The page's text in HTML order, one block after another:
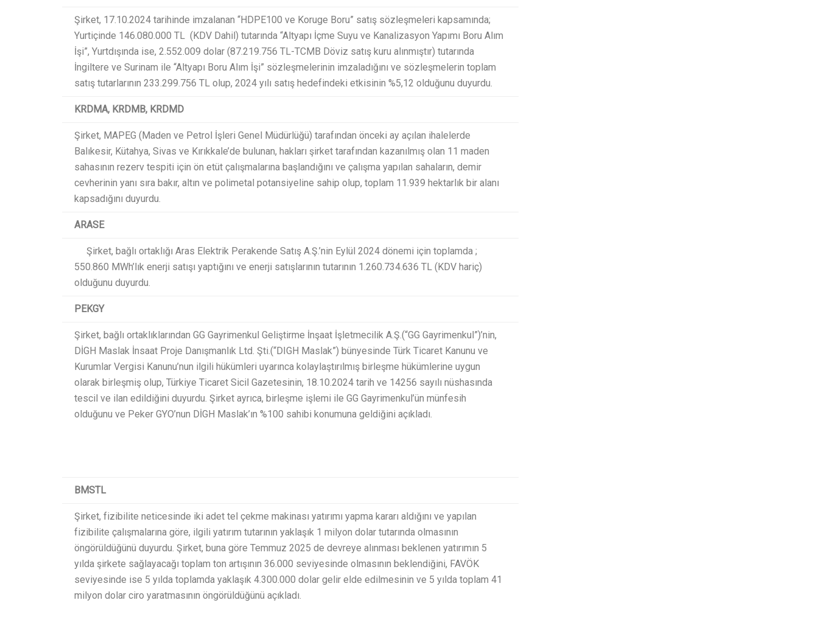
Şirket, 17.10.2024 tarihinde imzalanan “HDPE100 ve Koruge Boru” satış sözleşmeleri kapsamında;
Yurtiçinde 146.080.000 TL (KDV Dahil) tutarında “Altyapı İçme Suyu ve Kanalizasyon Yapımı Boru Alım
İşi”, Yurtdışında ise, 2.552.009 dolar (87.219.756 TL-TCMB Döviz satış kuru alınmıştır) tutarında
İngiltere ve Surinam ile “Altyapı Boru Alım İşi” sözleşmelerinin imzaladığını ve sözleşmelerin toplam
satış tutarlarının 233.299.756 TL olup, 2024 yılı satış hedefindeki etkisinin %5,12 olduğunu duyurdu.​
KRDMA, KRDMB, KRDMD
Şirket, MAPEG (Maden ve Petrol İşleri Genel Müdürlüğü) tarafından önceki ay açılan ihalelerde
Balıkesir, Kütahya, Sivas ve Kırıkkale’de bulunan, hakları şirket tarafından kazanılmış olan 11 maden
sahasının rezerv tespiti için ön etüt çalışmalarına başlandığını ve çalışma yapılan sahaların, demir
cevherinin yanı sıra bakır, altın ve polimetal potansiyeline sahip olup, toplam 11.939 hektarlık bir alanı
kapsadığını duyurdu.​
ARASE
Şirket, bağlı ortaklığı Aras Elektrik Perakende Satış A.Ş.’nin Eylül 2024 dönemi için toplamda ;
550.860 MWh’lık enerji satışı yaptığını ve enerji satışlarının tutarının 1.260.734.636 TL (KDV hariç)
olduğunu duyurdu.​
PEKGY
Şirket, bağlı ortaklıklarından GG Gayrimenkul Geliştirme İnşaat İşletmecilik A.Ş.(“GG Gayrimenkul”)’nin,
DİGH Maslak İnsaat Proje Danışmanlık Ltd. Şti.(“DIGH Maslak”) bünyesinde Türk Ticaret Kanunu ve
Kurumlar Vergisi Kanunu’nun ilgili hükümleri uyarınca kolaylaştırılmış birleşme hükümlerine uygun
olarak birleşmiş olup, Türkiye Ticaret Sicil Gazetesinin, 18.10.2024 tarih ve 14256 sayılı nüshasında
tescil ve ilan edildiğini duyurdu. Şirket ayrıca, birleşme işlemi ile GG Gayrimenkul’ün münfesih
olduğunu ve Peker GYO’nun DİGH Maslak’ın %100 sahibi konumuna geldiğini açıkladı.
BMSTL
Şirket, fizibilite neticesinde iki adet tel çekme makinası yatırımı yapma kararı aldığını ve yapılan
fizibilite çalışmalarına göre, ilgili yatırım tutarının yaklaşık 1 milyon dolar tutarında olmasının
öngörüldüğünü duyurdu. Şirket, buna göre Temmuz 2025 de devreye alınması beklenen yatırımın 5
yılda şirkete sağlayacağı toplam ton artışının 36.000 seviyesinde olmasının beklendiğini, FAVÖK
seviyesinde ise 5 yılda toplamda yaklaşık 4.300.000 dolar gelir elde edilmesinin ve 5 yılda toplam 41
milyon dolar ciro yaratmasının öngörüldüğünü açıkladı.